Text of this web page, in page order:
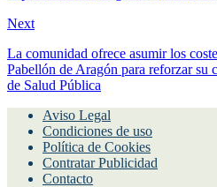
Next
La comunidad ofrece asumir los
Pabellón de Aragón para reforzar su
de Salud Pública
Aviso Legal
Condiciones de uso
Política de Cookies
Contratar Publicidad
Contacto